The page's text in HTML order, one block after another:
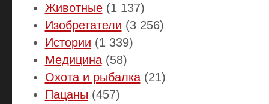
Животные(1 137)
Изобретатели (3 256)
Истории (1 339)
Медицина(58)
Охота и рыбалка(21)
Пацаны (457)